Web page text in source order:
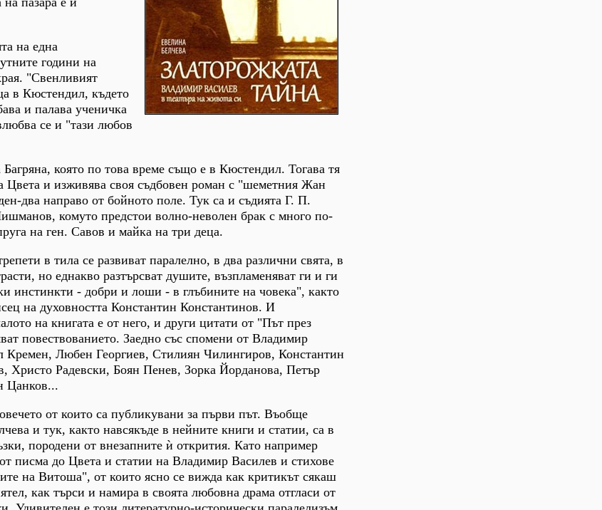
на една
години на
"Свенливият
в Кюстендил, където
и палава ученичка
се и "тази любов
която по това време също е в Кюстендил. Тогава тя
Цвета и изживява своя съдбовен роман с "шеметния Жан
два направо от бойното поле. Тук са и съдията Г. П.
комуто предстои волно-неволен брак с много по-
на ген. Савов и майка на три деца.
в тила се развиват паралелно, в два различни свята, в
но еднакво разтърсват душите, възпламеняват ги и ги
инстинкти - добри и лоши - в глъбините на човека", както
на духовността Константин Константинов. И
на книгата е от него, и други цитати от "Път през
повествованието. Заедно със спомени от Владимир
Любен Георгиев, Стилиян Чилингиров, Константин
Христо Радевски, Боян Пенев, Зорка Йорданова, Петър
Цанков...
от които са публикувани за първи път. Въобще
и тук, както навсякъде в нейните книги и статии, са в
породени от внезапните ѝ открития. Като например
писма до Цвета и статии на Владимир Василев и стихове
на Витоша", от които ясно се вижда как критикът сякаш
как търси и намира в своята любовна драма отгласи от